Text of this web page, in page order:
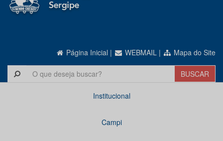
Página Inicial | WEBMAIL | Mapa do Site
Institucional
Campi